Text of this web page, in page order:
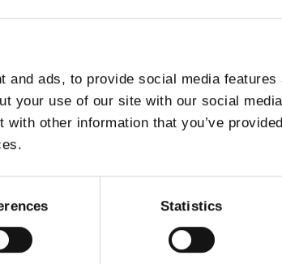
and ads, to provide social media features
your use of our site with our social
other information that you’ve
Statistics
DN1500 SPS Endelukning
DN1600 SPS Endelukning
DN2200 SPS Endelukning
DN2400 SPS Endelukning